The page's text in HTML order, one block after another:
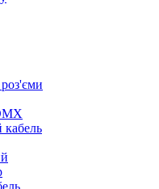
роз'єми
кабель